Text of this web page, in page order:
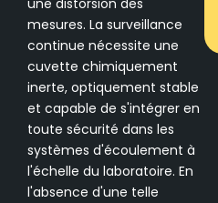
une distorsion des
mesures. La surveillance
continue nécessite une
cuvette chimiquement
inerte, optiquement stable
et capable de s'intégrer en
toute sécurité dans les
systèmes d'écoulement à
l'échelle du laboratoire. En
l'absence d'une telle